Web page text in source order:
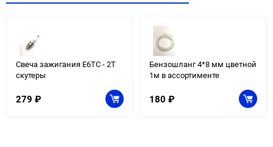
Свеча зажигания E6TC - 2Т
скутеры
279 ₽
Бензошланг 4*8 мм цветной
1м в ассортименте
180 ₽